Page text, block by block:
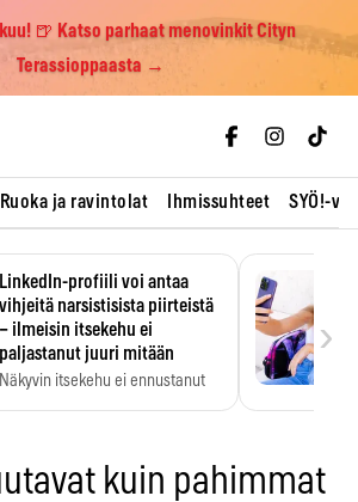
🍺 Katso parhaat menovinkit Cityn
Terassioppaasta →
Ruoka ja ravintolat Ihmissuhteet SYÖ!-
profiili voi antaa
narsistisista piirteistä
ilmeisin itsekehu ei
juuri mitään
itsekehu ei ennustanut
›
kuin pahimmat